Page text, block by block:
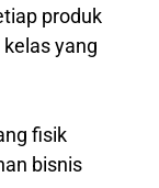
produk
yang
fisik
bisnis